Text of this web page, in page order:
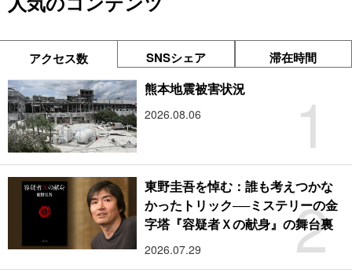
アクセス数 SNSシェア 滞在時間
1
熊本地震被害状況
2026.08.06
2
東野圭吾を悼む：誰も考えつかな
かったトリック──ミステリーの金
字塔『容疑者Ｘの献身』の舞台裏
2026.07.29